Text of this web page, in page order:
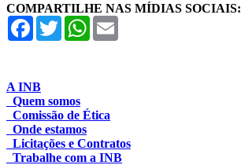
COMPARTILHE NAS MÍDIAS SOCIAIS:
Facebook
TwitterWhatsApp
A INB
Quem somos
Comissão de Ética
Onde estamos
Licitações e Contratos
Trabalhe com a INB